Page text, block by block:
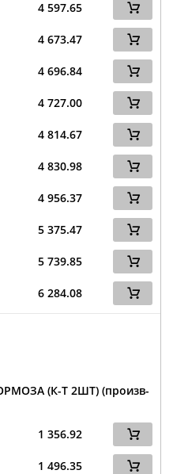
4 597.65
4 673.47
4 696.84
4 727.00
4 814.67
4 830.98
4 956.37
5 375.47
5 739.85
6 284.08
(К-Т 2ШТ) (произв-
1 356.92
1 496.35